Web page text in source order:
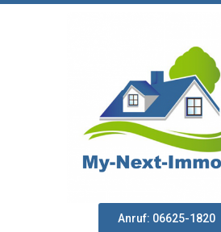
Anruf: 06625-1820